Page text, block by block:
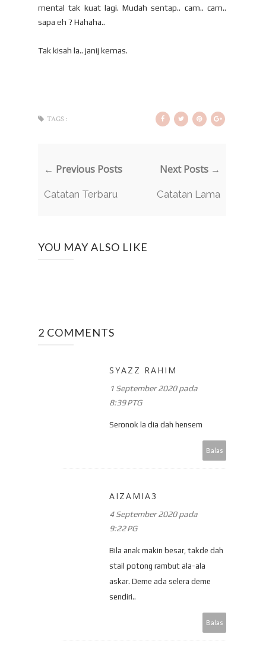
mental tak kuat lagi. Mudah sentap.. cam.. cam..
sapa eh ? Hahaha..
Tak kisah la.. janij kemas.
TAGS :
← Previous Posts
Catatan Terbaru
Next Posts →
Catatan Lama
YOU MAY ALSO LIKE
2 COMMENTS
SYAZZ RAHIM
1 September 2020 pada
8:39 PTG
Seronok la dia dah hensem
Balas
AIZAMIA3
4 September 2020 pada
9:22 PG
Bila anak makin besar, takde dah
stail potong rambut ala-ala
askar. Deme ada selera deme
sendiri..
Balas